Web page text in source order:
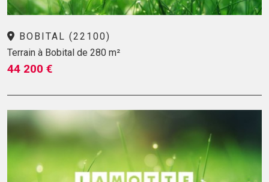
BOBITAL (22100)
Terrain à Bobital de 280 m²
44 200 €